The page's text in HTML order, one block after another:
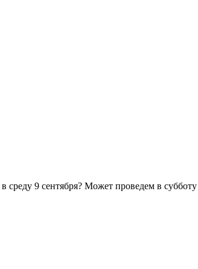
9 сентября? Может проведем в